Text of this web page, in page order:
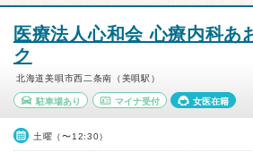
医療法人心和会 心療内科あ
ク
北海道美唄市西二条南（美唄駅）
駐車場あり マイナ受付 女医在籍
土曜（〜12:30）